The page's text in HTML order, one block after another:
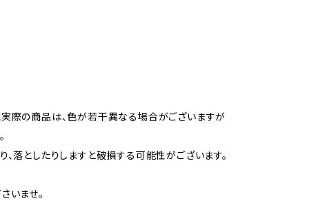
際の商品は、色が若干異なる場合がございますが
、落としたりしますと破損する可能性がございます。
いませ。